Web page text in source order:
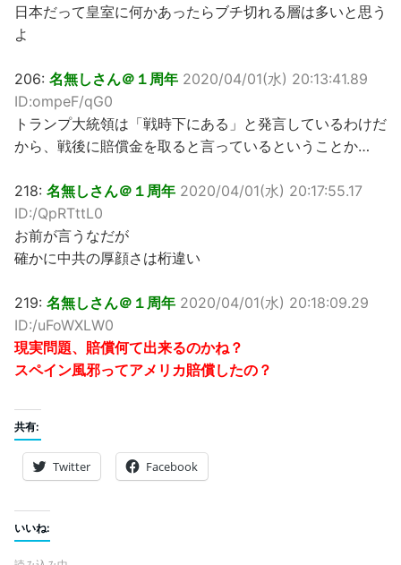
日本だって皇室に何かあったらブチ切れる層は多いと思う
よ
206: 名無しさん＠１周年 2020/04/01(水) 20:13:41.89
ID:ompeF/qG0
トランプ大統領は「戦時下にある」と発言しているわけだ
から、戦後に賠償金を取ると言っているということか…
218: 名無しさん＠１周年 2020/04/01(水) 20:17:55.17
ID:/QpRTttL0
お前が言うなだが
確かに中共の厚顔さは桁違い
219: 名無しさん＠１周年 2020/04/01(水) 20:18:09.29
ID:/uFoWXLW0
現実問題、賠償何て出来るのかね？
スペイン風邪ってアメリカ賠償したの？
共有:
Twitter Facebook
いいね: